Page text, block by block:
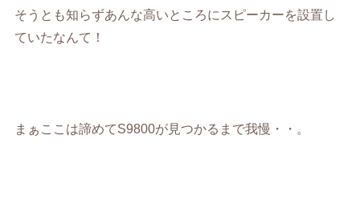
そうとも知らずあんな高いところにスピーカーを設置し
ていたなんて！
まぁここは諦めてS9800が見つかるまで我慢・・。